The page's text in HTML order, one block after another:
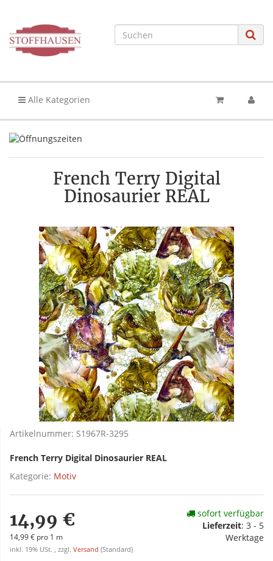
Alle Kategorien
French Terry Digital
Dinosaurier REAL
Artikelnummer: S1967R-3295
French Terry Digital Dinosaurier REAL
Kategorie: Motiv
14,99 €
14,99 € pro 1 m
inkl. 19% USt. , zzgl. Versand (Standard)
sofort verfügbar
Lieferzeit: 3 - 5
Werktage